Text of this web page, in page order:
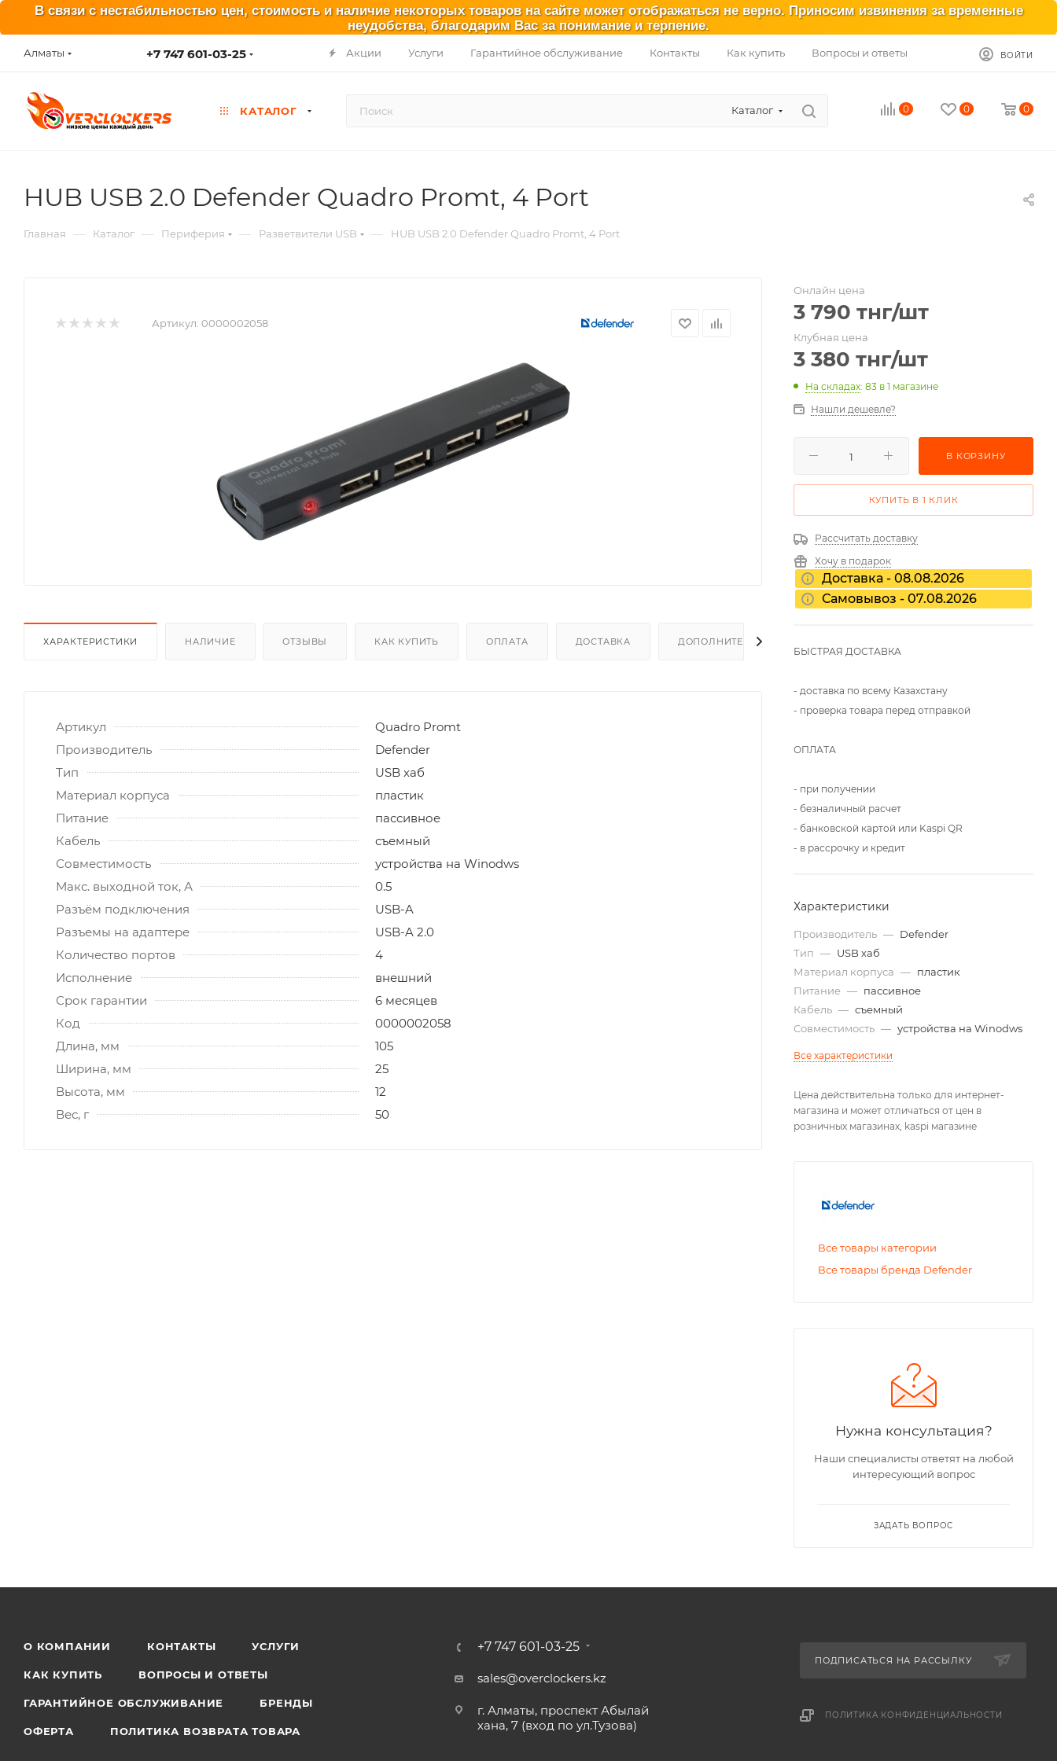
В связи с нестабильностью цен, стоимость и наличие некоторых товаров на сайте может отображаться не верно. Приносим извинения за временные
неудобства, благодарим Вас за понимание и терпение.
Алматы +7 747 601-03-25 Акции Услуги Гарантийное обслуживание Контакты Как купить Вопросы и ответы ВОЙТИ
КАТАЛОГ Каталог 0 0 0
HUB USB 2.0 Defender Quadro Promt, 4 Port
Главная — Каталог — Периферия — Разветвители USB — HUB USB 2.0 Defender Quadro Promt, 4 Port
Артикул: 0000002058
ХАРАКТЕРИСТИКИ НАЛИЧИЕ ОТЗЫВЫ КАК КУПИТЬ ОПЛАТА ДОСТАВКА ДОПОЛНИТЕЛЬНО
Артикул
Quadro Promt
Производитель
Defender
Тип
USB хаб
Материал корпуса
пластик
Питание
пассивное
Кабель
съемный
Совместимость
устройства на Winodws
Макс. выходной ток, А
0.5
Разъём подключения
USB-A
Разъемы на адаптере
USB-A 2.0
Количество портов
4
Исполнение
внешний
Срок гарантии
6 месяцев
Код
0000002058
Длина, мм
105
Ширина, мм
25
Высота, мм
12
Вес, г
50
Онлайн цена
3 790 тнг/шт
Клубная цена
3 380 тнг/шт
На складах: 83 в 1 магазине
Нашли дешевле?
В КОРЗИНУ
КУПИТЬ В 1 КЛИК
Рассчитать доставку
Хочу в подарок
Доставка - 08.08.2026
Самовывоз - 07.08.2026
БЫСТРАЯ ДОСТАВКА
- доставка по всему Казахстану
- проверка товара перед отправкой
ОПЛАТА
- при получении
- безналичный расчет
- банковской картой или Kaspi QR
- в рассрочку и кредит
Характеристики
Производитель — Defender
Тип — USB хаб
Материал корпуса — пластик
Питание — пассивное
Кабель — съемный
Совместимость — устройства на Winodws
Все характеристики
Цена действительна только для интернет-
магазина и может отличаться от цен в
розничных магазинах, kaspi магазине
Все товары категории
Все товары бренда Defender
Нужна консультация?
Наши специалисты ответят на любой
интересующий вопрос
ЗАДАТЬ ВОПРОС
О КОМПАНИИ КОНТАКТЫ УСЛУГИ
КАК КУПИТЬ ВОПРОСЫ И ОТВЕТЫ
ГАРАНТИЙНОЕ ОБСЛУЖИВАНИЕ БРЕНДЫ
ОФЕРТА ПОЛИТИКА ВОЗВРАТА ТОВАРА
+7 747 601-03-25
sales@overclockers.kz
г. Алматы, проспект Абылай
хана, 7 (вход по ул.Тузова)
ПОДПИСАТЬСЯ НА РАССЫЛКУ
ПОЛИТИКА КОНФИДЕНЦИАЛЬНОСТИ